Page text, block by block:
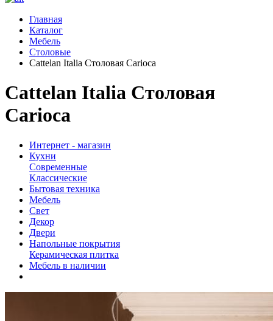
Главная
Каталог
Мебель
Столовые
Cattelan Italia Столовая Carioca
Cattelan Italia Столовая
Carioca
Интернет - магазин
Кухни
Современные
Классические
Бытовая техника
Мебель
Свет
Декор
Двери
Напольные покрытия
Керамическая плитка
Мебель в наличии